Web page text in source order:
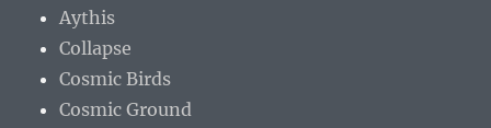
Aythis
Collapse
Cosmic Birds
Cosmic Ground